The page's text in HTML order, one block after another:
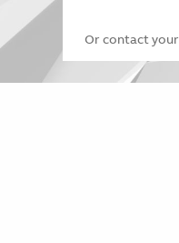
Or contact your